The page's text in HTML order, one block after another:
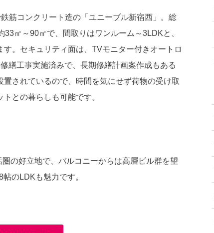
筋コンクリート造の「ユニーブル新宿西」。総
㎡～90㎡で、間取りはワンルーム～3LDKと、
。セキュリティ面は、TVモニター付きオートロ
繕工事実施済みで、⻑期修繕計画案作成もある
されているので、時間を気にせず荷物の受け取
との暮らしも可能です。
の好立地で、バルコニーからは高層ビル群を望
のLDKも魅力です。